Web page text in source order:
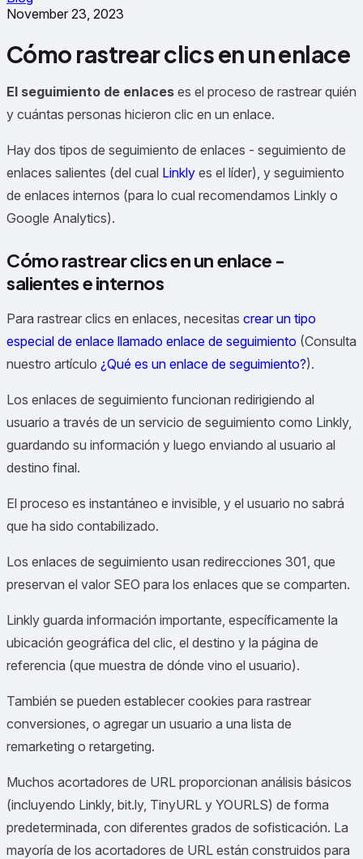
November 23, 2023
Cómo rastrear clics en un enlace
El seguimiento de enlaces es el proceso de rastrear quién
y cuántas personas hicieron clic en un enlace.
Hay dos tipos de seguimiento de enlaces - seguimiento de
enlaces salientes (del cual Linkly es el líder), y seguimiento
de enlaces internos (para lo cual recomendamos Linkly o
Google Analytics).
Cómo rastrear clics en un enlace -
salientes e internos
Para rastrear clics en enlaces, necesitas crear un tipo
especial de enlace llamado enlace de seguimiento (Consulta
nuestro artículo ¿Qué es un enlace de seguimiento?).
Los enlaces de seguimiento funcionan redirigiendo al
usuario a través de un servicio de seguimiento como Linkly,
guardando su información y luego enviando al usuario al
destino final.
El proceso es instantáneo e invisible, y el usuario no sabrá
que ha sido contabilizado.
Los enlaces de seguimiento usan redirecciones 301, que
preservan el valor SEO para los enlaces que se comparten.
Linkly guarda información importante, específicamente la
ubicación geográfica del clic, el destino y la página de
referencia (que muestra de dónde vino el usuario).
También se pueden establecer cookies para rastrear
conversiones, o agregar un usuario a una lista de
remarketing o retargeting.
Muchos acortadores de URL proporcionan análisis básicos
(incluyendo Linkly, bit.ly, TinyURL y YOURLS) de forma
predeterminada, con diferentes grados de sofisticación. La
mayoría de los acortadores de URL están construidos para